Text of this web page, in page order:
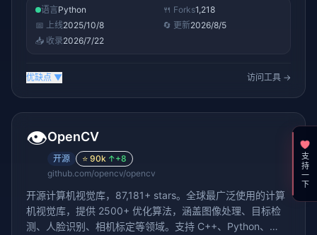
语言Python 🍴 Forks1,218
📅 上线2025/10/8 🔄 更新2026/8/5
📥 收录2026/7/22
优缺点 ▼ 访问工具 →
👁️OpenCV
开源 ⭐ 90k ↑+8
github.com/opencv/opencv
开源计算机视觉库，87,181+ stars。全球最广泛使用的计算
机视觉库，提供 2500+ 优化算法，涵盖图像处理、目标检
测、人脸识别、相机标定等领域。支持 C++、Python、
支持一下